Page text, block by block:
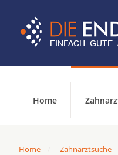
Home
Home Zahnarztsuche